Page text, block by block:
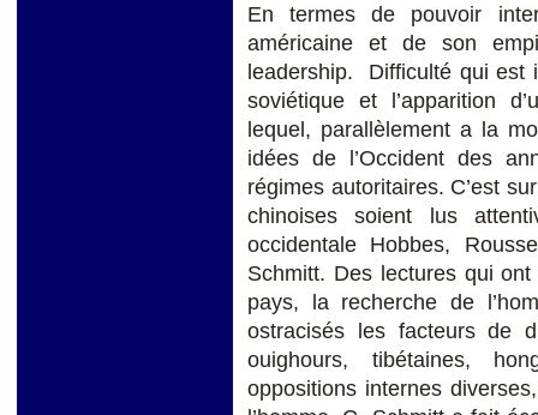
En termes de pouvoir
américaine et de son
leadership. Difficulté qui est
soviétique et l’apparition
lequel, parallèlement a la
idées de l’Occident des
régimes autoritaires. C’est
chinoises soient lus
occidentale Hobbes,
Schmitt. Des lectures qui
pays, la recherche de
ostracisés les facteurs de
ouighours, tibétaines,
oppositions internes